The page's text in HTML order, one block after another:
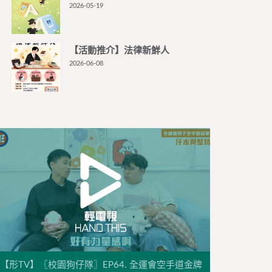
2026-05-19
【活動推介】法律新鮮人
2026-06-08
【形TV】〖校園狗仔隊〗EP64. 全運會空手道金牌